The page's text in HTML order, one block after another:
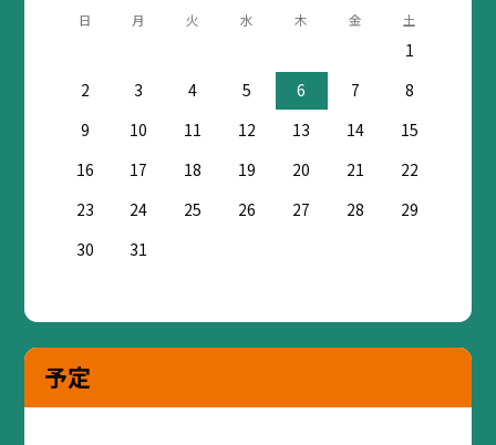
日 月 火 水 木 金 土
1
2
3 4 5 6 7
8
9
10 11 12 13 14
15
16
17 18 19 20 21
22
23
24 25 26 27 28
29
30
31
予定